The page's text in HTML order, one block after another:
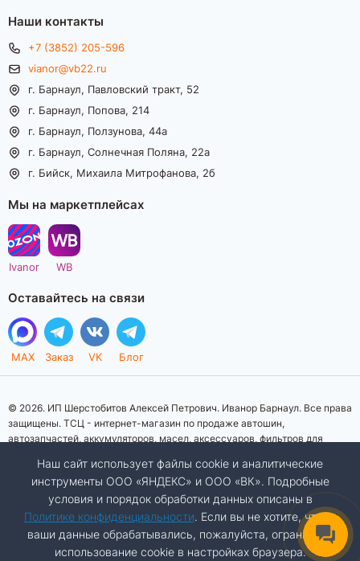
Наши контакты
+7 (3852) 205-596
vianor@vb22.ru
г. Барнаул, Павловский тракт, 52
г. Барнаул, Попова, 214
г. Барнаул, Ползунова, 44а
г. Барнаул, Солнечная Поляна, 22а
г. Бийск, Михаила Митрофанова, 2б
Мы на маркетплейсах
Ivanor WB
Оставайтесь на связи
MAX Заказ VK Блог
© 2026. ИП Шерстобитов Алексей Петрович. Иванор Барнаул. Все права
защищены. ТСЦ - интернет-магазин по продаже автошин,
автозапчастей, аккумуляторов, масел, аксессуаров, фильтров для
информационный характер. Представленная информация о товарах, их
стоимости, характеристик, фото, наличия на складе ни при каких
условиях не является публичной офертой, определяемой положениями
Статьи 437 (2) Гражданского кодекса Российской Федерации.
Изображения товаров на фотографиях, представленных на сайте, могут
отличаться от оригиналов. Копирование материалов сайта запрещено.
Наш сайт использует файлы cookie и аналитические
инструменты ООО «ЯНДЕКС» и ООО «ВК». Подробные
условия и порядок обработки данных описаны в
Политике конфиденциальности. Если вы не хотите, чтобы
ваши данные обрабатывались, пожалуйста, ограничьте
использование cookie в настройках браузера.